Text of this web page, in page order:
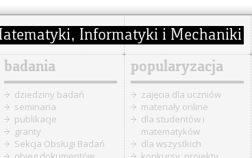
badania
dziedziny badań
seminaria
publikacje
granty
Sekcja Obsługi Badań
popularyzacja
zajęcia dla uczniów
materiały online
dla studentów i
matematyków
dla wszystkich